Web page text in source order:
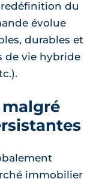
du
évolue
durables et
de vie hybride
immobilier